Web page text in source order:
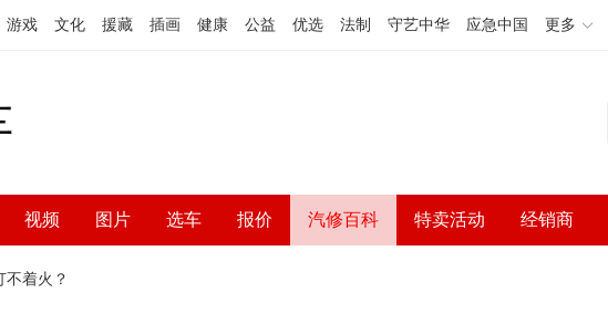
游戏 文化 援藏 插画 健康 公益 优选 法制 守艺中华 应急中国 更多
视频 图片 选车 报价 汽修百科 特卖活动 经销商
不着火？